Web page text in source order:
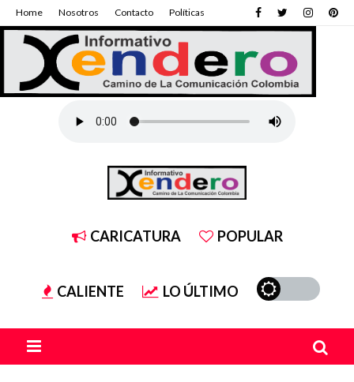
Home Nosotros Contacto Políticas
CARICATURA POPULAR
CALIENTE LO ÚLTIMO